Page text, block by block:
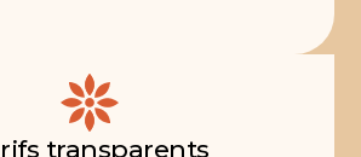
transparents